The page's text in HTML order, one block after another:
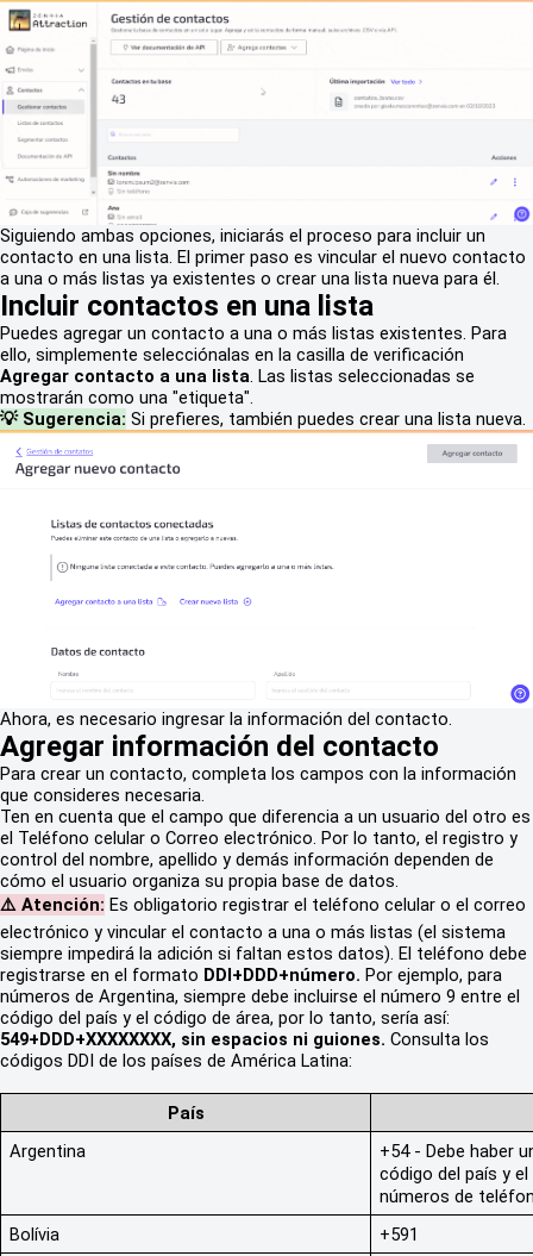
Siguiendo ambas opciones, iniciarás el proceso para incluir un
contacto en una lista. El primer paso es vincular el nuevo contacto
a una o más listas ya existentes o crear una lista nueva para él.
Incluir contactos en una lista
Puedes agregar un contacto a una o más listas existentes. Para
ello, simplemente selecciónalas en la casilla de verificación
Agregar contacto a una lista. Las listas seleccionadas se
mostrarán como una "etiqueta".
💡 Sugerencia: Si prefieres, también puedes crear una lista nueva.
Ahora, es necesario ingresar la información del contacto.
Agregar información del contacto
Para crear un contacto, completa los campos con la información
que consideres necesaria.
Ten en cuenta que el campo que diferencia a un usuario del otro es
el Teléfono celular o Correo electrónico. Por lo tanto, el registro y
control del nombre, apellido y demás información dependen de
cómo el usuario organiza su propia base de datos.
⚠️ Atención: Es obligatorio registrar el teléfono celular o el correo
electrónico y vincular el contacto a una o más listas (el sistema
siempre impedirá la adición si faltan estos datos). El teléfono debe
registrarse en el formato DDI+DDD+número. Por ejemplo, para
números de Argentina, siempre debe incluirse el número 9 entre el
código del país y el código de área, por lo tanto, sería así:
549+DDD+XXXXXXXX, sin espacios ni guiones. Consulta los
códigos DDI de los países de América Latina:
País
Argentina
+54 - Debe haber
código del país y
números de
Bolívia
+591